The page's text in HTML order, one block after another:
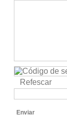
Refescar
Enviar